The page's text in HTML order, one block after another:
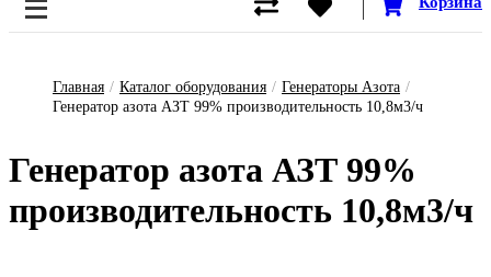
Главная / Каталог оборудования / Генераторы Азота /
Генератор азота АЗТ 99% производительность 10,8м3/ч
Ге­не­ра­тор а­зо­та АЗТ 99%
про­из­во­ди­тель­ность 10,8м3/ч